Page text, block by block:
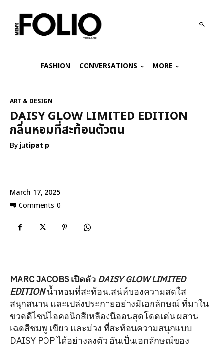
FASHION CONVERSATIONS MORE
March 17, 2025
Comments 0
ART & DESIGN
DAISY GLOW LIMITED EDITION
กลิ่นหอมที่สะท้อนตัวตน
Byjutipat p
MARC JACOBS เปิดตัว DAISY GLOW LIMITED
EDITIONน้ำหอมที่สะท้อนเสน่ห์ของความสดใส
สนุกสนาน และเปล่งประกายอย่างมีเอกลักษณ์ ที่มาใน
ขวดดีไซน์ไอคอนิกสีเหลืองนีออนสุดโดดเด่น ผสาน
เฉดสีชมพู เขียว และม่วง ที่สะท้อนความสนุกแบบ
DAISY POP ได้อย่างลงตัว อันเป็นเอกลักษณ์ของ